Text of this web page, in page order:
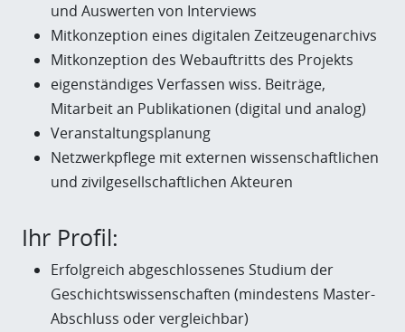
und Auswerten von Interviews
Mitkonzeption eines digitalen Zeitzeugenarchivs
Mitkonzeption des Webauftritts des Projekts
eigenständiges Verfassen wiss. Beiträge,
Mitarbeit an Publikationen (digital und analog)
Veranstaltungsplanung
Netzwerkpflege mit externen wissenschaftlichen
und zivilgesellschaftlichen Akteuren
Ihr Profil:
Erfolgreich abgeschlossenes Studium der
Geschichtswissenschaften (mindestens Master-
Abschluss oder vergleichbar)